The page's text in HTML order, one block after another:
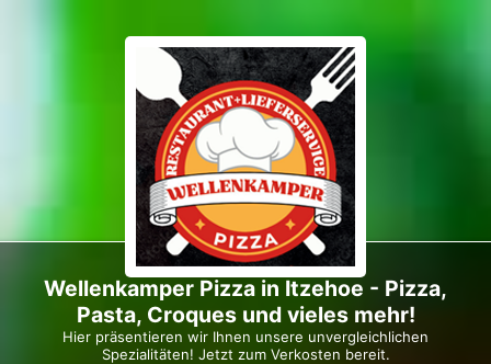
Wellenkamper Pizza in Itzehoe - Pizza,
Pasta, Croques und vieles mehr!
Hier präsentieren wir Ihnen unsere unvergleichlichen
Spezialitäten! Jetzt zum Verkosten bereit.